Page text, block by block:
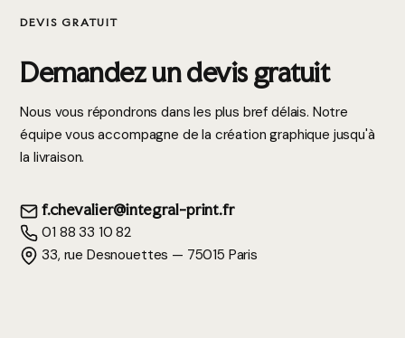
DEVIS GRATUIT
Demandez un devis gratuit
Nous vous répondrons dans les plus bref délais. Notre
équipe vous accompagne de la création graphique jusqu'à
la livraison.
f.chevalier@integral-print.fr
01 88 33 10 82
33, rue Desnouettes — 75015 Paris